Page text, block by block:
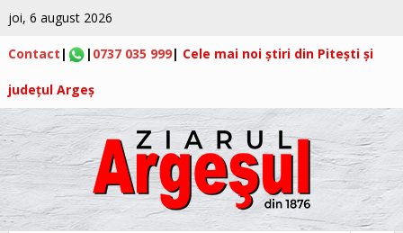
joi, 6 august 2026
Contact | | 0737 035 999| Cele mai noi știri din Pitești și
județul Argeș